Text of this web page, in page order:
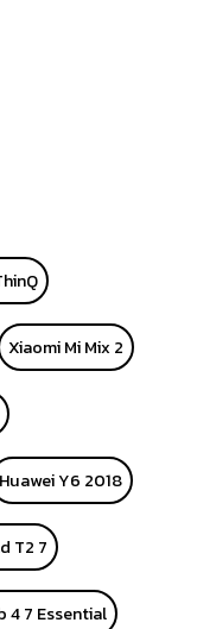
Xiaomi Mi Mix 2
Huawei Y6 2018
T2 7
4 7 Essential